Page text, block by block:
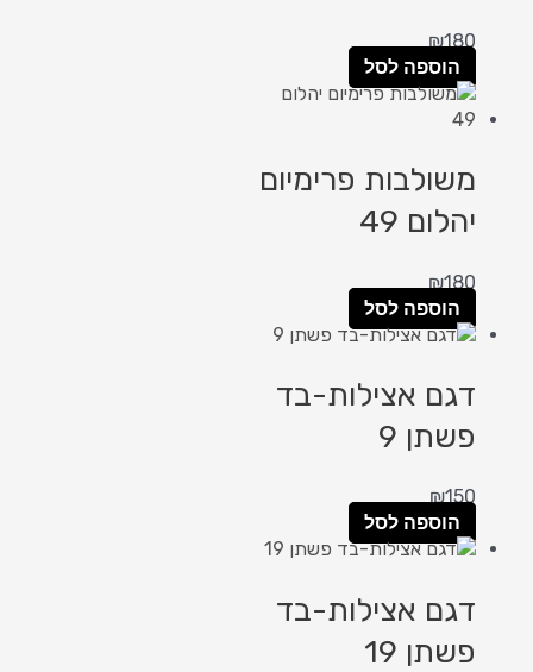
₪180
הוספה לסל
משולבות פרימיום
יהלום 49
₪180
הוספה לסל
דגם אצילות-בד
פשתן 9
₪150
הוספה לסל
דגם אצילות-בד
פשתן 19